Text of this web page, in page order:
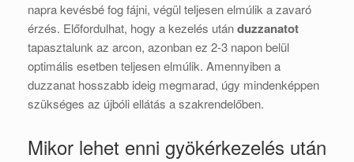
napra kevésbé fog fájni, végül teljesen elmúlik a zavaró
érzés. Előfordulhat, hogy a kezelés utánduzzanatot
tapasztalunk az arcon, azonban ez 2-3 napon belül
optimális esetben teljesen elmúlik. Amennyiben a
duzzanat hosszabb ideig megmarad, úgy mindenképpen
szükséges az újbóli ellátás a szakrendelőben.
Mikor lehet enni gyökérkezelés után